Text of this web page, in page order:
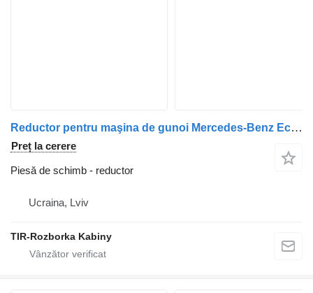
Reductor pentru maşina de gunoi Mercedes-Benz Econic
Preț la cerere
Piesă de schimb - reductor
Ucraina, Lviv
TIR-Rozborka Kabiny